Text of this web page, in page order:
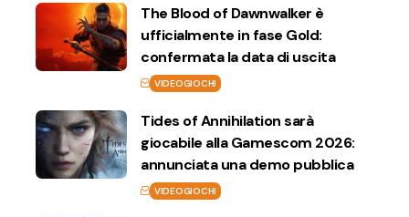
The Blood of Dawnwalker è
ufficialmente in fase Gold:
confermata la data di uscita
VIDEOGIOCHI
Tides of Annihilation sarà
giocabile alla Gamescom 2026:
annunciata una demo pubblica
VIDEOGIOCHI